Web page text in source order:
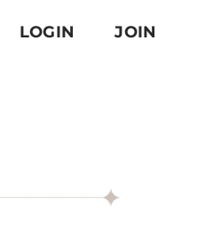
LOGIN JOIN